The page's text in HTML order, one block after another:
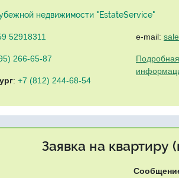
недвижимости "EstateService"
52918311
266-65-87
: +7 (812) 244-68-54
e-mail:
Заявка на квартиру